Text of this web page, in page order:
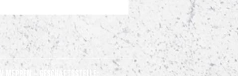
SV Meppen - Geschäftsstelle: